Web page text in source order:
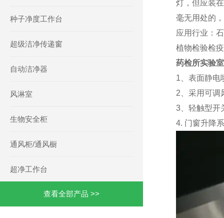
种子净度工作台
超级洁净传递窗
自动洁净器
风淋室
生物安全柜
通风柜/通风橱
超净工作台
查看全部产品 >>
灯，但应装
毫无用处的
应用行业：
植物检验检
药检所实验
1、表面静电
2、采用可调
3、轻触型开
4. 门窗升降